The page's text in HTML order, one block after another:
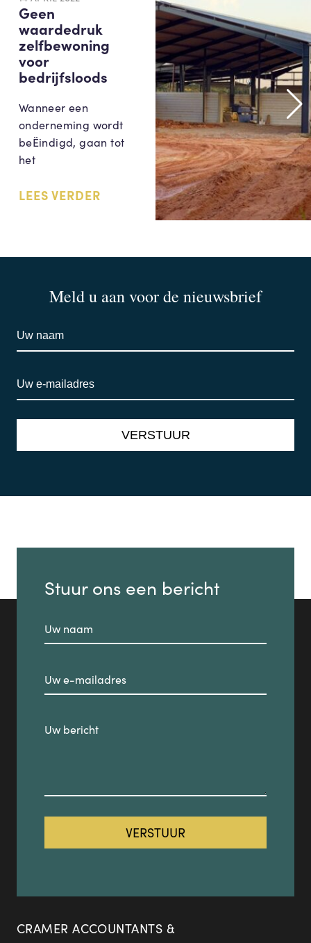
Geen
waardedruk
zelfbewoning
voor
bedrijfsloods
Wanneer een
onderneming wordt
beËindigd, gaan tot
het
LEES VERDER
Meld u aan voor de nieuwsbrief
Stuur ons een bericht
CRAMER ACCOUNTANTS &